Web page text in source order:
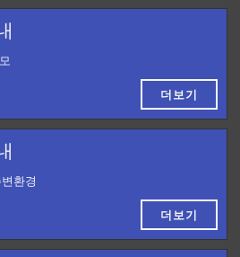
더보기
환경
더보기